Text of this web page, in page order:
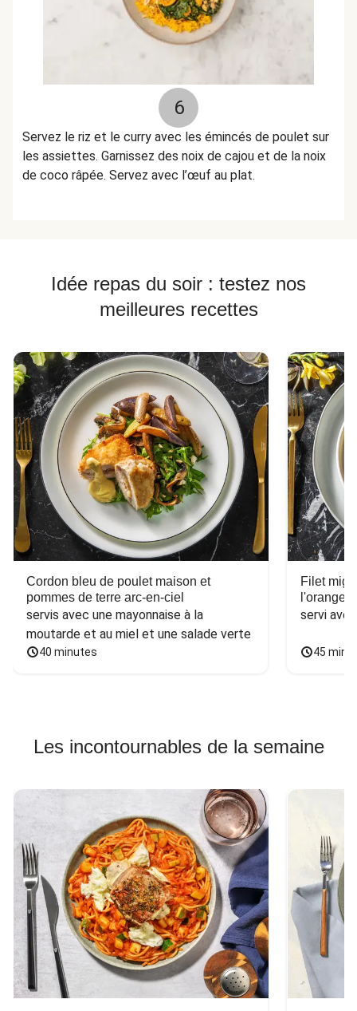
6
Servez le riz et le curry avec les émincés de poulet sur
les assiettes. Garnissez des noix de cajou et de la noix
de coco râpée. Servez avec l’œuf au plat.
Idée repas du soir : testez nos
meilleures recettes
Cordon bleu de poulet maison et
pommes de terre arc-en-ciel
servis avec une mayonnaise à la
moutarde et au miel et une salade verte
40 minutes
Filet
l'orange
servi
45
Les incontournables de la semaine